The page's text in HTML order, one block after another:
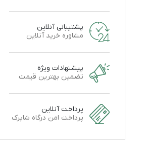
پشتیبانی آنلاین
مشاوره خرید آنلاین
پیشنهادات ویژه
تضمین بهترین قیمت
پرداخت آنلاین
پرداخت امن درگاه شاپرک